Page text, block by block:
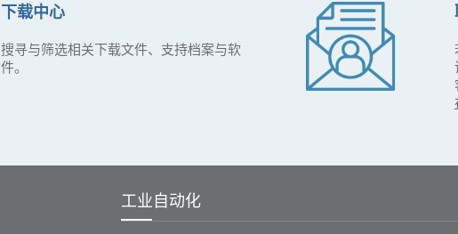
下载中心
搜寻与筛选相关下载文件、支持档案与软
件。
工业自动化